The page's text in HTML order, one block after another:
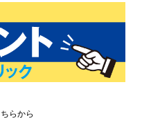
らから